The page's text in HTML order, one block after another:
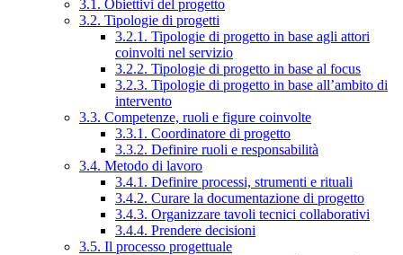
3.1. Obiettivi del progetto
3.2. Tipologie di progetti
3.2.1. Tipologie di progetto in base agli attori
coinvolti nel servizio
3.2.2. Tipologie di progetto in base al focus
3.2.3. Tipologie di progetto in base all’ambito di
intervento
3.3. Competenze, ruoli e figure coinvolte
3.3.1. Coordinatore di progetto
3.3.2. Definire ruoli e responsabilità
3.4. Metodo di lavoro
3.4.1. Definire processi, strumenti e rituali
3.4.2. Curare la documentazione di progetto
3.4.3. Organizzare tavoli tecnici collaborativi
3.4.4. Prendere decisioni
3.5. Il processo progettuale